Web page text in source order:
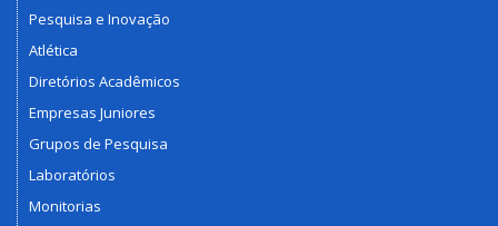
Pesquisa e Inovação
Atlética
Diretórios Acadêmicos
Empresas Juniores
Grupos de Pesquisa
Laboratórios
Monitorias